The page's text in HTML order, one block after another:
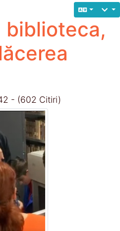
biblioteca,
- (602 Citiri)